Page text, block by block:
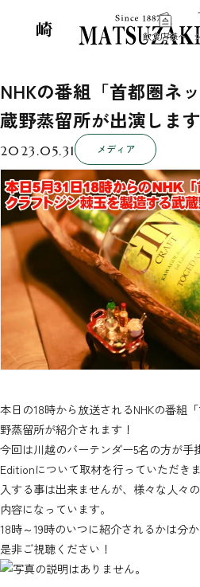
飲食店様へ
事業
事業
業
事業
店支援サービス
ント企画・運営
ザキについて
概要
ザキの歴史
一覧
ザキ 中福本店
ザキ 新宿店
ザキ 浦和パルコ店
NHKの番組「首都圏ネ
蔵野蒸留所が出演します
2023.05.31 メディア
本日の18時から放送されるNHKの番組
野蒸留所が紹介されます！
今回は川越のバーテンダー5名の方が
Editionについて取材を行っていただき
入する事は出来ませんが、様々な人々
内容になっています。
18時～19時のいつに紹介されるかは分
是非ご視聴ください！